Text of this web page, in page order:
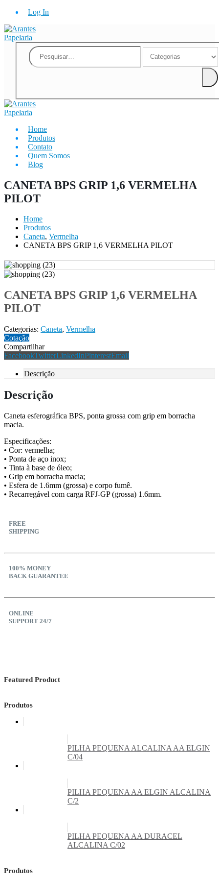
Log In
Home
Produtos
Contato
Quem Somos
Blog
CANETA BPS GRIP 1,6 VERMELHA
PILOT
Home
Produtos
Caneta, Vermelha
CANETA BPS GRIP 1,6 VERMELHA PILOT
CANETA BPS GRIP 1,6 VERMELHA
PILOT
Categorias: Caneta, Vermelha
Cotação
Compartilhar
FacebookTwitterLinkedInPinterestEmail
Descrição
Descrição
Caneta esferográfica BPS, ponta grossa com grip em borracha
macia.
Especificações:
• Cor: vermelha;
• Ponta de aço inox;
• Tinta à base de óleo;
• Grip em borracha macia;
• Esfera de 1.6mm (grossa) e corpo fumê.
• Recarregável com carga RFJ-GP (grossa) 1.6mm.
FREE
SHIPPING
100% MONEY
BACK GUARANTEE
ONLINE
SUPPORT 24/7
Featured Product
Produtos
PILHA PEQUENA ALCALINA AA ELGIN
C/04
PILHA PEQUENA AA ELGIN ALCALINA
C/2
PILHA PEQUENA AA DURACEL
ALCALINA C/02
Produtos